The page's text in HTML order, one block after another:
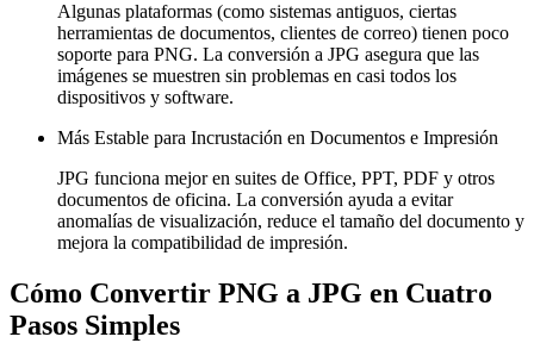
Algunas plataformas (como sistemas antiguos, ciertas
herramientas de documentos, clientes de correo) tienen poco
soporte para PNG. La conversión a JPG asegura que las
imágenes se muestren sin problemas en casi todos los
dispositivos y software.
Más Estable para Incrustación en Documentos e Impresión
JPG funciona mejor en suites de Office, PPT, PDF y otros
documentos de oficina. La conversión ayuda a evitar
anomalías de visualización, reduce el tamaño del documento y
mejora la compatibilidad de impresión.
Cómo Convertir PNG a JPG en Cuatro
Pasos Simples